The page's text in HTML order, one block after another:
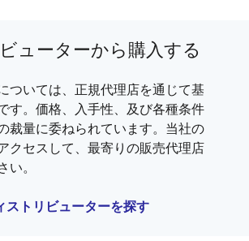
ューターから購入する
ついては、正規代理店を通じて基
す。価格、入手性、及び各種条件
裁量に委ねられています。当社の
クセスして、最寄りの販売代理店
い。
ストリビューターを探す